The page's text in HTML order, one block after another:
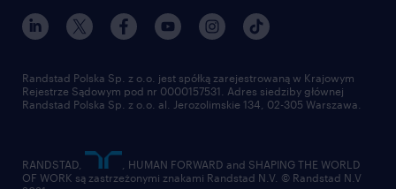
dla mediów
dla dostawców
nasz świat
pracuj w randstad
złóż CV
Randstad Polska Sp. z o.o. jest spółką zarejestrowaną w Krajowym
Rejestrze Sądowym pod nr 0000157531. Adres siedziby głównej
Randstad Polska Sp. z o.o. al. Jerozolimskie 134, 02-305 Warszawa.
RANDSTAD,
, HUMAN FORWARD and SHAPING THE WORLD
OF WORK są zastrzeżonymi znakami Randstad N.V. © Randstad N.V